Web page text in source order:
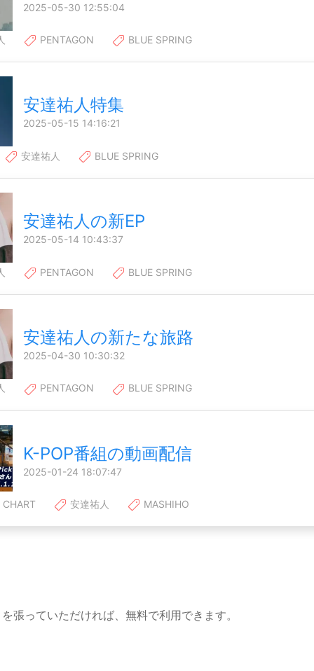
2025-05-30 12:55:04
PENTAGON BLUE SPRING
安達祐人特集
2025-05-15 14:16:21
安達祐人 BLUE SPRING
安達祐人の新EP
2025-05-14 10:43:37
PENTAGON BLUE SPRING
安達祐人の新たな旅路
2025-04-30 10:30:32
PENTAGON BLUE SPRING
K-POP番組の動画配信
2025-01-24 18:07:47
CHART 安達祐人 MASHIHO
張っていただければ、無料で利用できます。